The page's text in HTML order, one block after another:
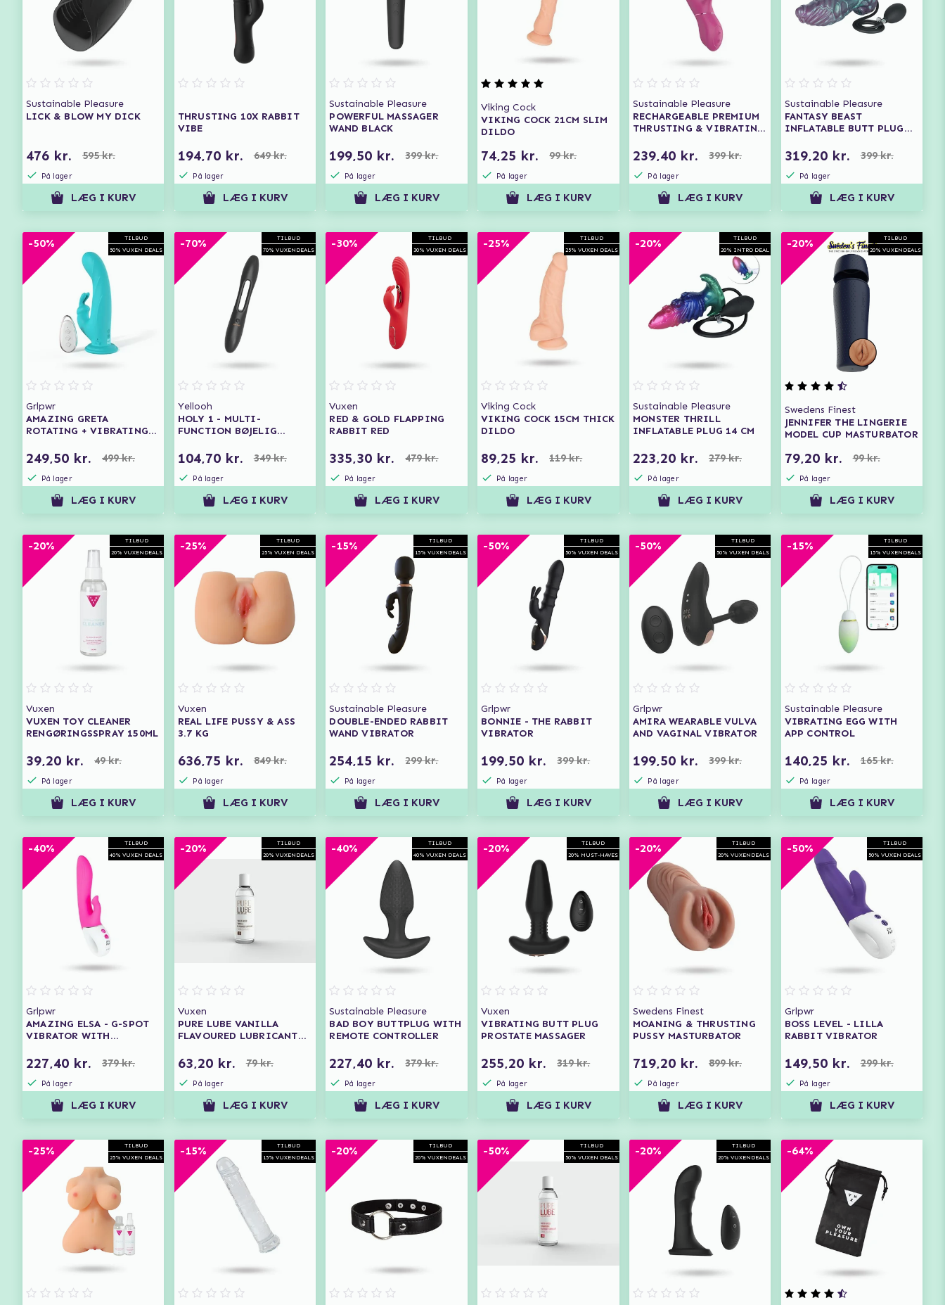
Sustainable Pleasure
LICK & BLOW MY DICK
476 kr. 595 kr.
På lager
LÆG I KURV
THRUSTING 10X RABBIT
VIBE
194,70 kr. 649 kr.
På lager
LÆG I KURV
Sustainable Pleasure
POWERFUL MASSAGER
WAND BLACK
199,50 kr. 399 kr.
På lager
LÆG I KURV
Viking Cock
VIKING COCK 21CM SLIM
DILDO
74,25 kr. 99 kr.
På lager
LÆG I KURV
Sustainable Pleasure
RECHARGEABLE PREMIUM
THRUSTING & VIBRATING
239,40 kr. 399 kr.
På lager
LÆG I KURV
Sustainable Pleasure
FANTASY BEAST
INFLATABLE BUTT PLUG
319,20 kr. 399 kr.
På lager
LÆG I KURV
TILBUD
50% VUXEN DEALS
-50%
Grlpwr
AMAZING GRETA
ROTATING + VIBRATING
249,50 kr. 499 kr.
På lager
LÆG I KURV
TILBUD
70% VUXENDEALS
-70%
Yellooh
HOLY 1 - MULTI-
FUNCTION BØJELIG
FJERNBETJENING
104,70 kr. 349 kr.
På lager
LÆG I KURV
TILBUD
30% VUXEN DEALS
-30%
Vuxen
RED & GOLD FLAPPING
RABBIT RED
335,30 kr. 479 kr.
På lager
LÆG I KURV
TILBUD
25% VUXEN DEALS
-25%
Viking Cock
VIKING COCK 15CM THICK
DILDO
89,25 kr. 119 kr.
På lager
LÆG I KURV
TILBUD
20% INTRO DEAL
-20%
Sustainable Pleasure
MONSTER THRILL
INFLATABLE PLUG 14 CM
223,20 kr. 279 kr.
På lager
LÆG I KURV
TILBUD
20% VUXENDEALS
-20%
Swedens Finest
JENNIFER THE LINGERIE
MODEL CUP MASTURBATOR
79,20 kr. 99 kr.
På lager
LÆG I KURV
TILBUD
20% VUXENDEALS
-20%
Vuxen
VUXEN TOY CLEANER
RENGØRINGSSPRAY 150ML
39,20 kr. 49 kr.
På lager
LÆG I KURV
TILBUD
25% VUXEN DEALS
-25%
Vuxen
REAL LIFE PUSSY & ASS
3.7 KG
636,75 kr. 849 kr.
På lager
LÆG I KURV
TILBUD
15% VUXENDEALS
-15%
Sustainable Pleasure
DOUBLE-ENDED RABBIT
WAND VIBRATOR
254,15 kr. 299 kr.
På lager
LÆG I KURV
TILBUD
50% VUXEN DEALS
-50%
Grlpwr
BONNIE - THE RABBIT
VIBRATOR
199,50 kr. 399 kr.
På lager
LÆG I KURV
TILBUD
50% VUXEN DEALS
-50%
Grlpwr
AMIRA WEARABLE VULVA
AND VAGINAL VIBRATOR
199,50 kr. 399 kr.
På lager
LÆG I KURV
TILBUD
15% VUXENDEALS
-15%
Sustainable Pleasure
VIBRATING EGG WITH
APP CONTROL
140,25 kr. 165 kr.
På lager
LÆG I KURV
TILBUD
40% VUXEN DEALS
-40%
Grlpwr
AMAZING ELSA - G-SPOT
VIBRATOR WITH
227,40 kr. 379 kr.
På lager
LÆG I KURV
TILBUD
20% VUXENDEALS
-20%
Vuxen
PURE LUBE VANILLA
FLAVOURED LUBRICANT
63,20 kr. 79 kr.
På lager
LÆG I KURV
TILBUD
40% VUXEN DEALS
-40%
Sustainable Pleasure
BAD BOY BUTTPLUG WITH
REMOTE CONTROLLER
227,40 kr. 379 kr.
På lager
LÆG I KURV
TILBUD
20% MUST-HAVES
-20%
Vuxen
VIBRATING BUTT PLUG
PROSTATE MASSAGER
255,20 kr. 319 kr.
På lager
LÆG I KURV
TILBUD
20% VUXENDEALS
-20%
Swedens Finest
MOANING & THRUSTING
PUSSY MASTURBATOR
719,20 kr. 899 kr.
På lager
LÆG I KURV
TILBUD
50% VUXEN DEALS
-50%
Grlpwr
BOSS LEVEL - LILLA
RABBIT VIBRATOR
149,50 kr. 299 kr.
På lager
LÆG I KURV
TILBUD
25% VUXEN DEALS
-25%
TILBUD
15% VUXENDEALS
-15%
TILBUD
20% VUXENDEALS
-20%
TILBUD
50% VUXEN DEALS
-50%
TILBUD
20% VUXENDEALS
-20% -64%